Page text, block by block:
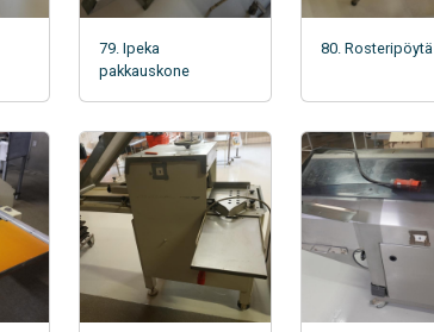
79. Ipeka
pakkauskone
80. Rosteripöytä